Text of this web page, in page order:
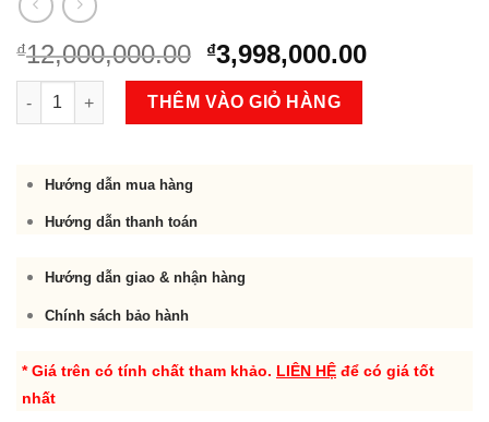
₫12,000,000.00 Original
price
was:
₫12,000,000.00.
₫3,998,000.00Current
Bếp từ Binova BI-1101PLUS số lượng
THÊM VÀO GIỎ HÀNG
Hướng dẫn mua hàng
Hướng dẫn thanh toán
Hướng dẫn giao & nhận hàng
Chính sách bảo hành
* Giá trên có tính chất tham khảo. LIÊN HỆ để có giá tốt
nhất